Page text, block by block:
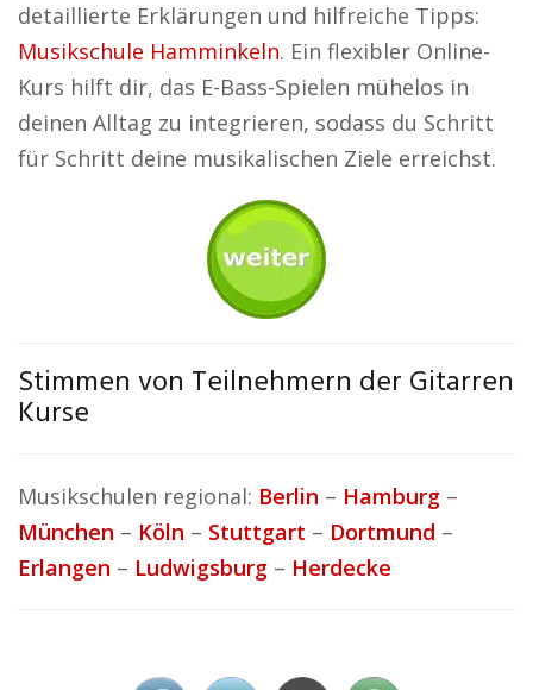
detaillierte Erklärungen und hilfreiche Tipps:
Musikschule Hamminkeln. Ein flexibler Online-
Kurs hilft dir, das E-Bass-Spielen mühelos in
deinen Alltag zu integrieren, sodass du Schritt
für Schritt deine musikalischen Ziele erreichst.
Stimmen von Teilnehmern der Gitarren
Kurse
Musikschulen regional: Berlin – Hamburg –
München – Köln – Stuttgart – Dortmund –
Erlangen – Ludwigsburg – Herdecke